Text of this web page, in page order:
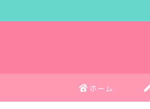
ホーム